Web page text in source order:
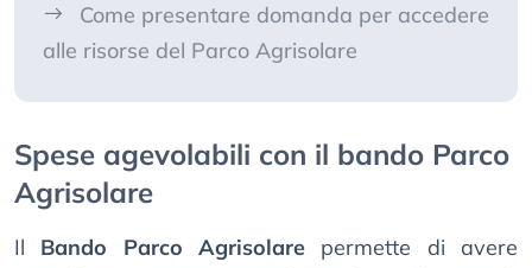
Come presentare domanda per accedere
alle risorse del Parco Agrisolare
Spese agevolabili con il bando Parco
Agrisolare
Il Bando Parco Agrisolare permette di avere